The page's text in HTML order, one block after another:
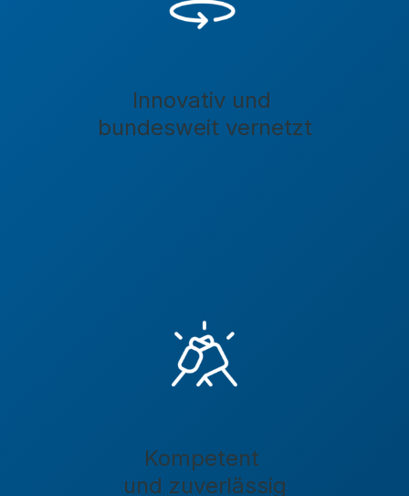
Innovativ und
bundesweit vernetzt
Kompetent
und zuverlässig